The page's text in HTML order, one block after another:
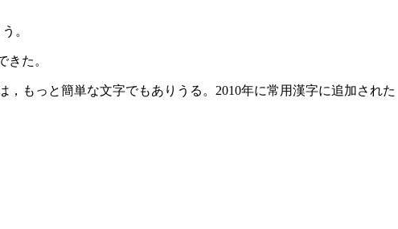
。
きた。
もっと簡単な文字でもありうる。2010年に常用漢字に追加され